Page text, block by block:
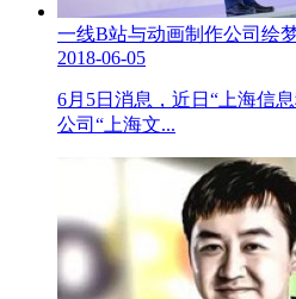
一线B站与动画制作公司绘
2018-06-05
6月5日消息，近日“上海信
公司“上海文...